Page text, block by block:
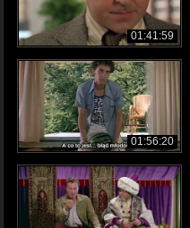
01:41:59
01:56:20